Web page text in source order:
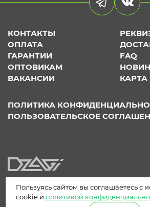
КОНТАКТЫ
ОПЛАТА
ГАРАНТИИ
FAQ
ОПТОВИКАМ
ВАКАНСИИ
КАРТА
ПОЛИТИКА
ПОЛЬЗОВАТЕЛЬСКОЕ
Пользуясь сайтом вы соглашаетесь с
cookie и политикой